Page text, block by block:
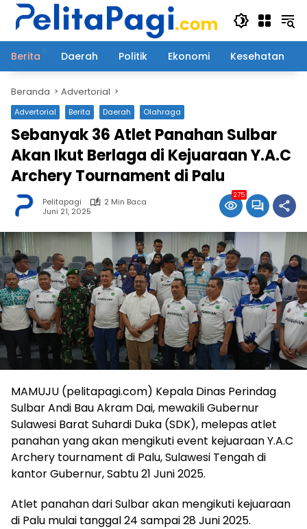
Langsung
Berita
Daerah Politik Ekonomi Kesehatan
Beranda Advertorial
Advertorial Berita Daerah Olahraga
Sebanyak 36 Atlet Panahan Sulbar
Akan Ikut Berlaga di Kejuaraan Y.A.C
Archery Tournament di Palu
Pelitapagi
2 Min Baca
Juni 21, 2025
275
MAMUJU (pelitapagi.com) Kepala Dinas Perindag
Sulbar Andi Bau Akram Dai, mewakili Gubernur
Sulawesi Barat Suhardi Duka (SDK), melepas atlet
panahan yang akan mengikuti event kejuaraan Y.A.C
Archery tournament di Palu, Sulawesi Tengah di
kantor Gubernur, Sabtu 21 Juni 2025.
Atlet panahan dari Sulbar akan mengikuti kejuaraan
di Palu mulai tanggal 24 sampai 28 Juni 2025.